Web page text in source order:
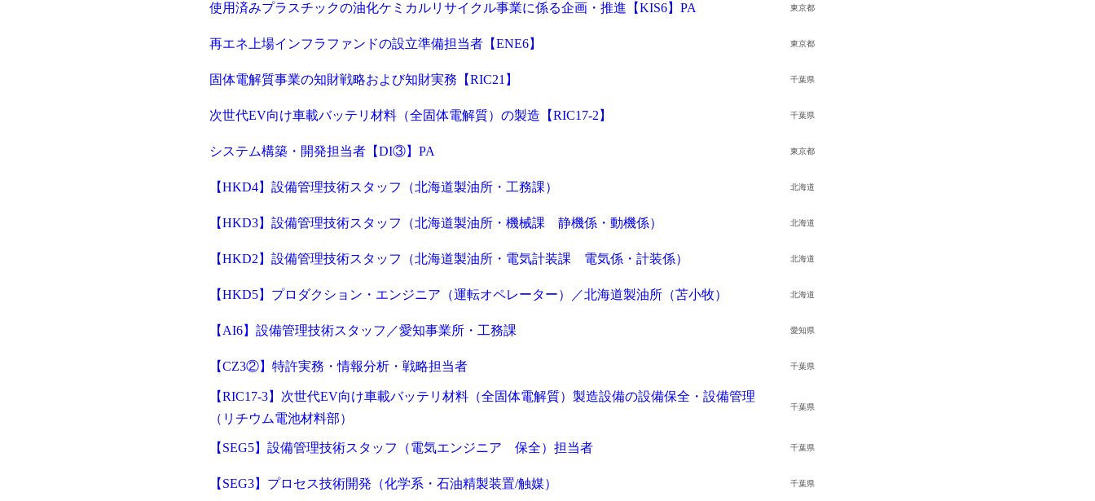
キャンセル
消費財（食品・アパレル・トイレタリー）
建設・不動産
コンサルティング・シンクタンク・事務所
WEB（デジタル・メディア・ゲーム）
次へ（ご経験職種を選択）
使用済みプラスチックの油化ケミカルリサイクル事業に係る企画・推進【KIS6】PA 東京都
再エネ上場インフラファンドの設立準備担当者【ENE6】 東京都
固体電解質事業の知財戦略および知財実務【RIC21】 千葉県
次世代EV向け車載バッテリ材料（全固体電解質）の製造【RIC17-2】 千葉県
システム構築・開発担当者【DI③】PA 東京都
【HKD4】設備管理技術スタッフ（北海道製油所・工務課） 北海道
【HKD3】設備管理技術スタッフ（北海道製油所・機械課 静機係・動機係） 北海道
【HKD2】設備管理技術スタッフ（北海道製油所・電気計装課 電気係・計装係） 北海道
【HKD5】プロダクション・エンジニア（運転オペレーター）／北海道製油所（苫小牧） 北海道
【AI6】設備管理技術スタッフ／愛知事業所・工務課 愛知県
【CZ3②】特許実務・情報分析・戦略担当者 千葉県
【RIC17-3】次世代EV向け車載バッテリ材料（全固体電解質）製造設備の設備保全・設備管理
（リチウム電池材料部）
千葉県
【SEG5】設備管理技術スタッフ（電気エンジニア 保全）担当者 千葉県
【SEG3】プロセス技術開発（化学系・石油精製装置/触媒） 千葉県
メール認証とは？
メール認証は当社サービスを利用される方が登録されたメールアドレスがご本人のもので受信可能であることを確認するための仕組みで
す。 これは主に、なりすまし等のセキュリティリスク低減や、サポートにおけるお客様のスムーズな本人認証に役立ちます。お客様が安心
してジェイ エイ シー リクルートメントをお使いいただくための大切な認証操作となります。
個人情報取り扱いおよびサービス利用規約